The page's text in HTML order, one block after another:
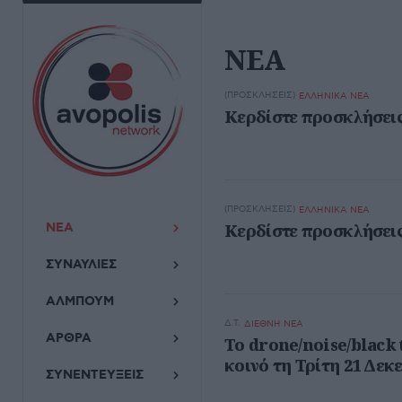
ΝΕΑ
ΣΥΝΑΥΛΙΕΣ
ΑΛΜΠΟΥΜ
ΑΡΘΡΑ
ΣΥΝΕΝΤΕΥΞΕΙΣ
ΝΕΑ
(ΠΡΟΣΚΛΉΣΕΙΣ) ΕΛΛΗΝΙΚΑ ΝΕΑ
Κερδίστε
(ΠΡΟΣΚΛΉΣΕΙΣ) ΕΛΛΗΝΙΚΑ ΝΕΑ
Κερδίστε
Δ.Τ. ΔΙΕΘΝΗ ΝΕΑ
Το drone/noise/black
κοινό τη Τρίτη 21